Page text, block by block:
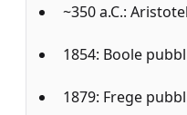
~350 a.C.:
1854: Boole
1879: Frege